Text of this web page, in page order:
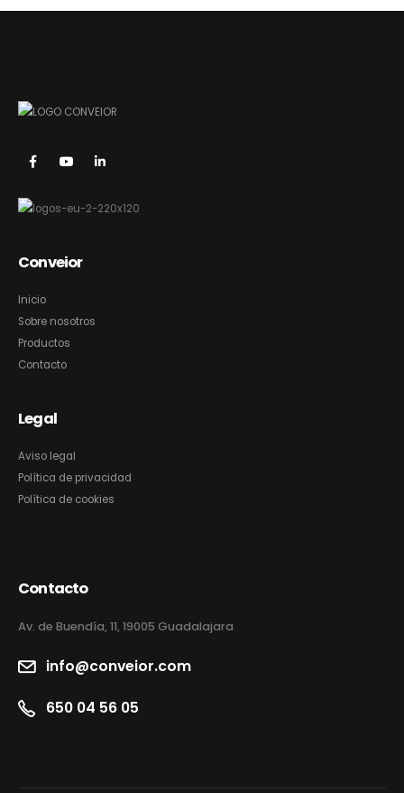
Conveior
Inicio
Sobre nosotros
Productos
Contacto
Legal
Aviso legal
Política de privacidad
Política de cookies
Contacto
Av. de Buendía, 11, 19005 Guadalajara
info@conveior.com
650 04 56 05